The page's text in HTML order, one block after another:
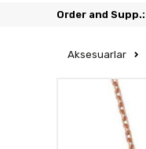
Order and Supp.:
Aksesuarlar